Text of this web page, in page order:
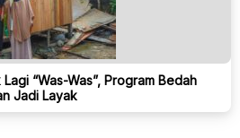
“Was-Was”, Program Bedah
Jadi Layak